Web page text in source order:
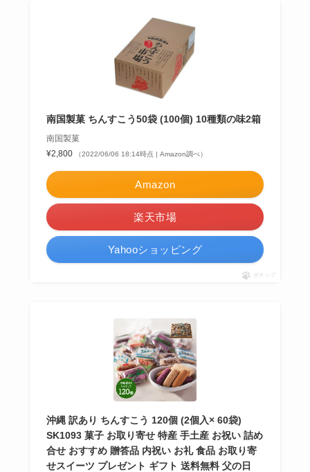
南国製菓 ちんすこう50袋 (100個) 10種類の味2箱
南国製菓
¥2,800
（2022/06/06 18:14時点 | Amazon調べ）
Amazon
楽天市場
Yahooショッピング
ポチップ
沖縄 訳あり ちんすこう 120個 (2個入× 60袋)
SK1093 菓子 お取り寄せ 特産 手土産 お祝い 詰め
合せ おすすめ 贈答品 内祝い お礼 食品 お取り寄
せスイーツ プレゼント ギフト 送料無料 父の日